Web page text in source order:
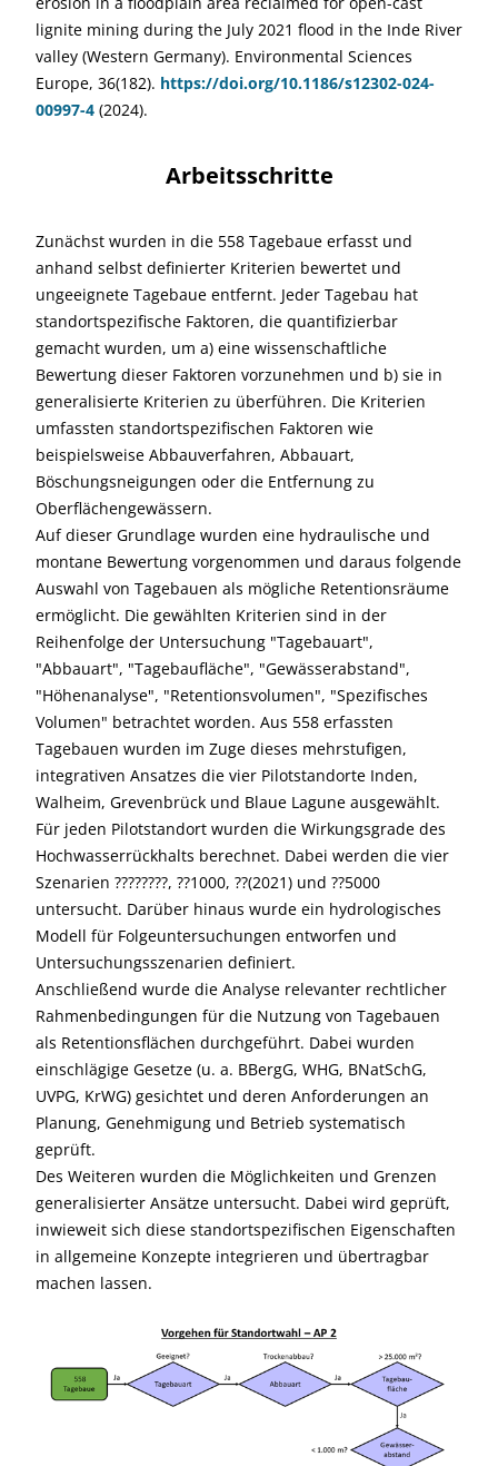
lignite mining during the July 2021 flood in the Inde River
valley (Western Germany). Environmental Sciences
Europe, 36(182). https://doi.org/10.1186/s12302-024-
00997-4 (2024).
Arbeitsschritte
Zunächst wurden in die 558 Tagebaue erfasst und
anhand selbst definierter Kriterien bewertet und
ungeeignete Tagebaue entfernt. Jeder Tagebau hat
standortspezifische Faktoren, die quantifizierbar
gemacht wurden, um a) eine wissenschaftliche
Bewertung dieser Faktoren vorzunehmen und b) sie in
generalisierte Kriterien zu überführen. Die Kriterien
umfassten standortspezifischen Faktoren wie
beispielsweise Abbauverfahren, Abbauart,
Böschungsneigungen oder die Entfernung zu
Oberflächengewässern.
Auf dieser Grundlage wurden eine hydraulische und
montane Bewertung vorgenommen und daraus folgende
Auswahl von Tagebauen als mögliche Retentionsräume
ermöglicht. Die gewählten Kriterien sind in der
Reihenfolge der Untersuchung "Tagebauart",
"Abbauart", "Tagebaufläche", "Gewässerabstand",
"Höhenanalyse", "Retentionsvolumen", "Spezifisches
Volumen" betrachtet worden. Aus 558 erfassten
Tagebauen wurden im Zuge dieses mehrstufigen,
integrativen Ansatzes die vier Pilotstandorte Inden,
Walheim, Grevenbrück und Blaue Lagune ausgewählt.
Für jeden Pilotstandort wurden die Wirkungsgrade des
Hochwasserrückhalts berechnet. Dabei werden die vier
Szenarien ????????, ??1000, ??(2021) und ??5000
untersucht. Darüber hinaus wurde ein hydrologisches
Modell für Folgeuntersuchungen entworfen und
Untersuchungsszenarien definiert.
Anschließend wurde die Analyse relevanter rechtlicher
Rahmenbedingungen für die Nutzung von Tagebauen
als Retentionsflächen durchgeführt. Dabei wurden
einschlägige Gesetze (u. a. BBergG, WHG, BNatSchG,
UVPG, KrWG) gesichtet und deren Anforderungen an
Planung, Genehmigung und Betrieb systematisch
geprüft.
Des Weiteren wurden die Möglichkeiten und Grenzen
generalisierter Ansätze untersucht. Dabei wird geprüft,
inwieweit sich diese standortspezifischen Eigenschaften
in allgemeine Konzepte integrieren und übertragbar
machen lassen.